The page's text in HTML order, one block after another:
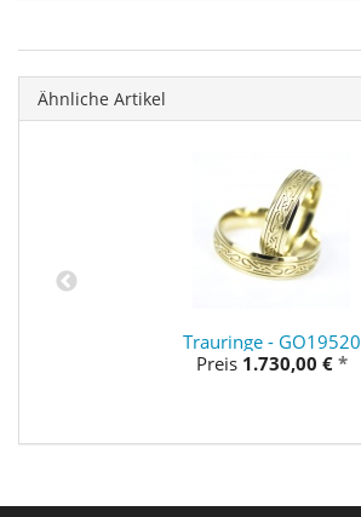
Ähnliche Artikel
Trauringe - GO19520
Preis 1.730,00 € *